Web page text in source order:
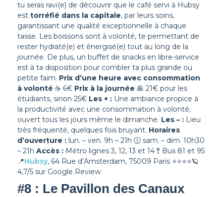
tu seras ravi(e) de découvrir que le café servi à Hubsy
est torréfié dans la capitale, par leurs soins,
garantissant une qualité exceptionnelle à chaque
tasse. Les boissons sont à volonté, te permettant de
rester hydraté(e) et énergisé(e) tout au long de la
journée. De plus, un buffet de snacks en libre-service
est à ta disposition pour combler ta plus grande ou
petite faim. Prix d’une heure avec consommation
à volonté ☕ 6€ Prix à la journée 🥞 21€ pour les
étudiants, sinon 25€ Les + : Une ambiance propice à
la productivité avec une consommation à volonté,
ouvert tous les jours même le dimanche. Les – : Lieu
très fréquenté, quelques fois bruyant. Horaires
d’ouverture : lun. – ven. 9h – 21h 🕧 sam. – dim. 10h30
– 21h Accès : Métro lignes 3, 12, 13 et 14 🚏 Bus 81 et 95
📍Hubsy, 64 Rue d’Amsterdam, 75009 Paris ⭐⭐⭐⭐🪐
4,7/5 sur Google Review
#8 : Le Pavillon des Canaux